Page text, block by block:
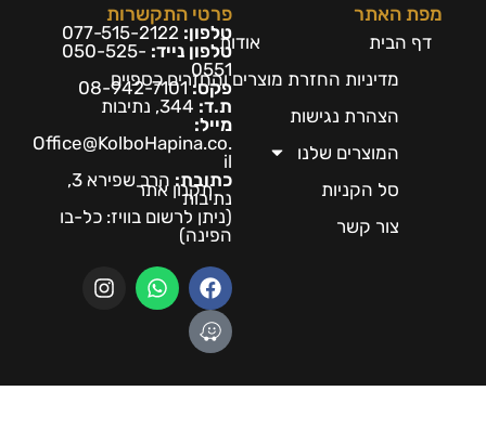
מפת האתר
דף הבית
אודות
מדיניות החזרת מוצרים והחזרים כספיים
הצהרת נגישות
המוצרים שלנו
סל הקניות
תקנון אתר
צור קשר
פרטי התקשרות
טלפון: 077-515-2122
טלפון נייד: 050-525-
0551
פקס:08-942-7101
ת.ד:
מייל:
Office@KolboHapina.co.
il
כתובת:
הרב שפירא 3,
נתיבות
(ניתן לרשום בוויז: כל-בו
הפינה)